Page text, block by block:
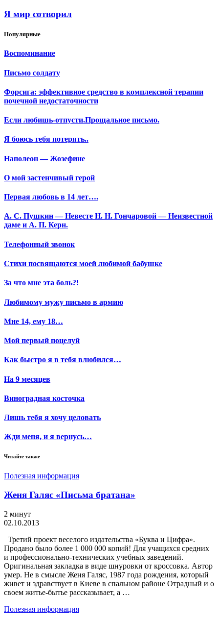
Я мир сотворил
Популярные
Воспоминание
Письмо солдату
Форсига: эффективное средство в комплексной терапии
почечной недостаточности
Если любишь-отпусти.Прощальное письмо.
Я боюсь тебя потерять..
Наполеон — Жозефине
О мой застенчивый герой
Первая любовь в 14 лет….
А. С. Пушкин — Невесте Н. Н. Гончаровой — Неизвестной
даме и А. П. Керн.
Телефонный звонок
Стихи посвящаются моей любимой бабушке
За что мне эта боль?!
Любимому мужу письмо в армию
Мне 14, ему 18…
Мой первый поцелуй
Как быстро я в тебя влюбился…
На 9 месяцев
Виноградная косточка
Лишь тебя я хочу целовать
Жди меня, и я вернусь…
Читайте также
Полезная информация
Женя Галяс «Письма братана»
2 минут
02.10.2013
Третий проект веселого издательства «Буква и Цифра».
Продано было более 1 000 000 копий! Для учащихся средних
и профессионально-технических учебных заведений.
Оригинальная закладка в виде шнуровки от кроссовка. Автор
умер. Не в смысле Женя Галяс, 1987 года рождения, который
живет и здравствует в Киеве в спальном районе Отрадный и о
своем житье-бытье рассказывает, а …
Полезная информация